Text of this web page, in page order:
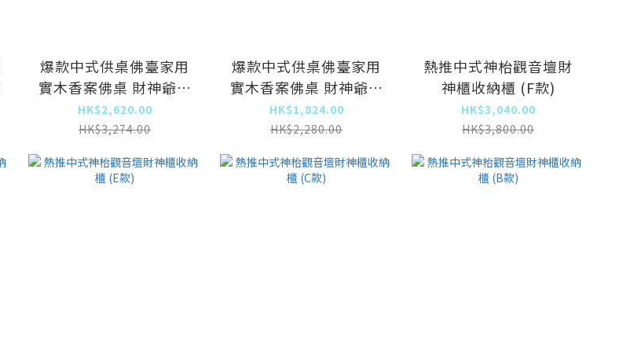
爆款中式供桌佛臺家用
實木香案佛桌 財神爺供
奉桌【古韵雕花】供桌
100cm+高1米帶抽屉板
HK$2,620.00
HK$3,274.00
爆款中式供桌佛臺家用
實木香案佛桌 財神爺供
奉桌【古韵雕花】供桌
66cm+高1米帶抽屉板
HK$1,824.00
HK$2,280.00
熱推中式神枱觀音壇財
神櫃收納櫃 (F款)
HK$3,040.00
HK$3,800.00